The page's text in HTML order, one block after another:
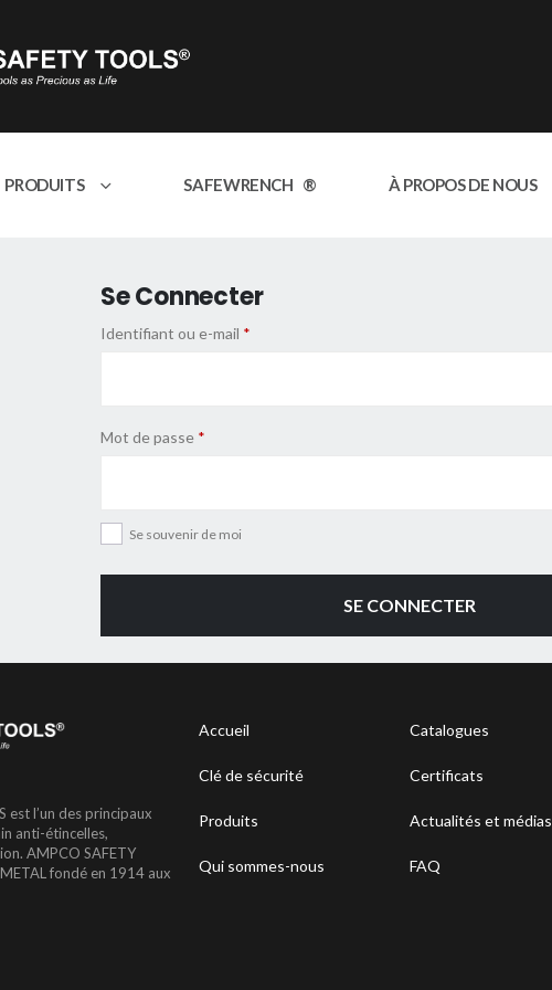
PRODUITS SAFEWRENCH ® À PROPOS DE NOUS
Se Connecter
Identifiant ou e-mail *
Mot de passe *
Se souvenir de moi
SE CONNECTER
est l’un des principaux
anti-étincelles,
AMPCO SAFETY
fondé en 1914 aux
Accueil
Clé de sécurité
Produits
Qui sommes-nous
Catalogues
Certificats
Actualités et médias
FAQ